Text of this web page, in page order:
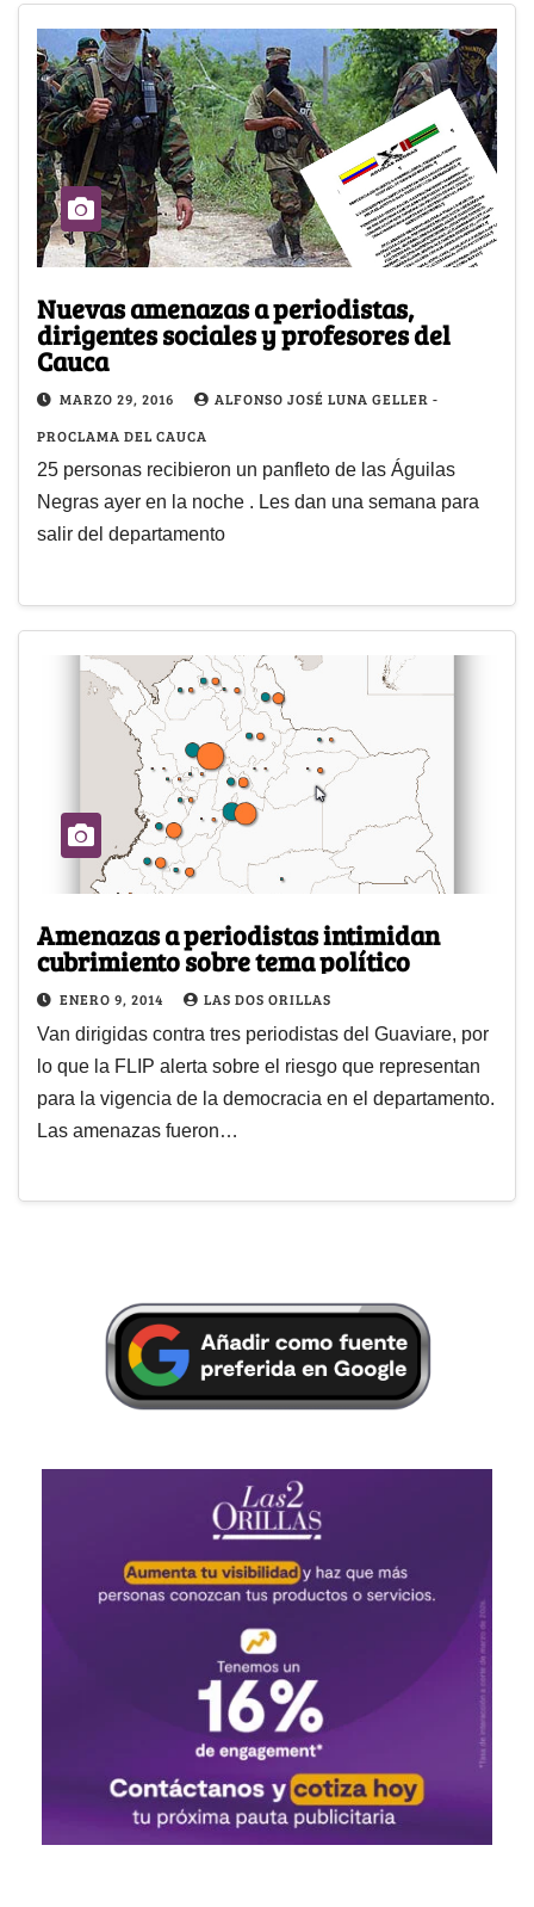
Nuevas amenazas a periodistas,
dirigentes sociales y profesores del
Cauca
MARZO 29, 2016
ALFONSO JOSÉ LUNA GELLER -
PROCLAMA DEL CAUCA
25 personas recibieron un panfleto de las Águilas
Negras ayer en la noche . Les dan una semana para
salir del departamento
Amenazas a periodistas intimidan
cubrimiento sobre tema político
ENERO 9, 2014 LAS DOS ORILLAS
Van dirigidas contra tres periodistas del Guaviare, por
lo que la FLIP alerta sobre el riesgo que representan
para la vigencia de la democracia en el departamento.
Las amenazas fueron…